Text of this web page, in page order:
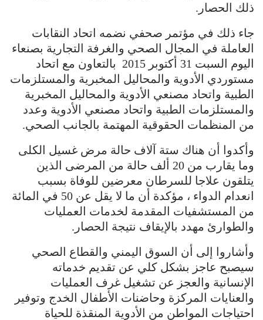
ذلك الحصار.
جاء ذلك في مؤتمر صحفي نضمه اتحاد النقابات
العاملة في المجال الصحي والغرفة التجارية بصنعاء
اليوم السبت 31 أكتوبر 2015 بالتعاون مع اتحاد
مستوردي الأدوية والمحاليل المخبرية والمستلزمات
الطبية واتحاد مصنعي الأدوية والمحاليل المخبرية
والمستلزمات الطبية واتحاد مصنعي الأدوية وعدد
من المنظمات الحقوقية المهتمة بالجانب الصحي.
وأكدوا أن هناك ستة آلاف حالة مرض غسيل الكلى
وما يقارب من 20 ألف حالة من المرضى الذين
يتلقون علاجا للسرطان معرضين للوفاة بسبب
انعدام الدواء ، مؤكدة أن ما لا يقل عن 50 في المائة
من المستشفيات المقدمة لخدمات العمليات
والطوارئ مهدد بالإيقاف نتيجة الحصار.
وأشاروا إلى أن السوق اليمني والقطاع الصحي
سيصبح عاجز بشكل كلي عن تقديم خدماته
الإنسانية والعجز عن تشغيل غرف العمليات
والعنايات المركزة وحاضنات الأطفال الخدج وتوفير
احتياجات المواطن من الأدوية المنقذة للحياة